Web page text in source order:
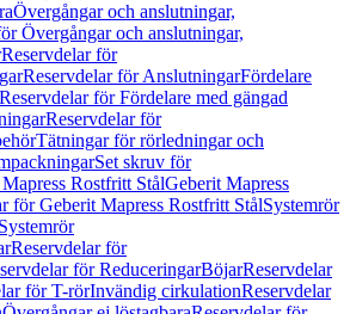
Övergångar och anslutningar,
Övergångar och anslutningar,
Reservdelar för
Reservdelar för AnslutningarFördelare
Reservdelar för Fördelare med gängad
Reservdelar för
Tätningar för rörledningar och
Set skruv för
Rostfritt StålGeberit Mapress
för Geberit Mapress Rostfritt StålSystemrör
Reservdelar för
för ReduceringarBöjarReservdelar
för T-rörInvändig cirkulationReservdelar